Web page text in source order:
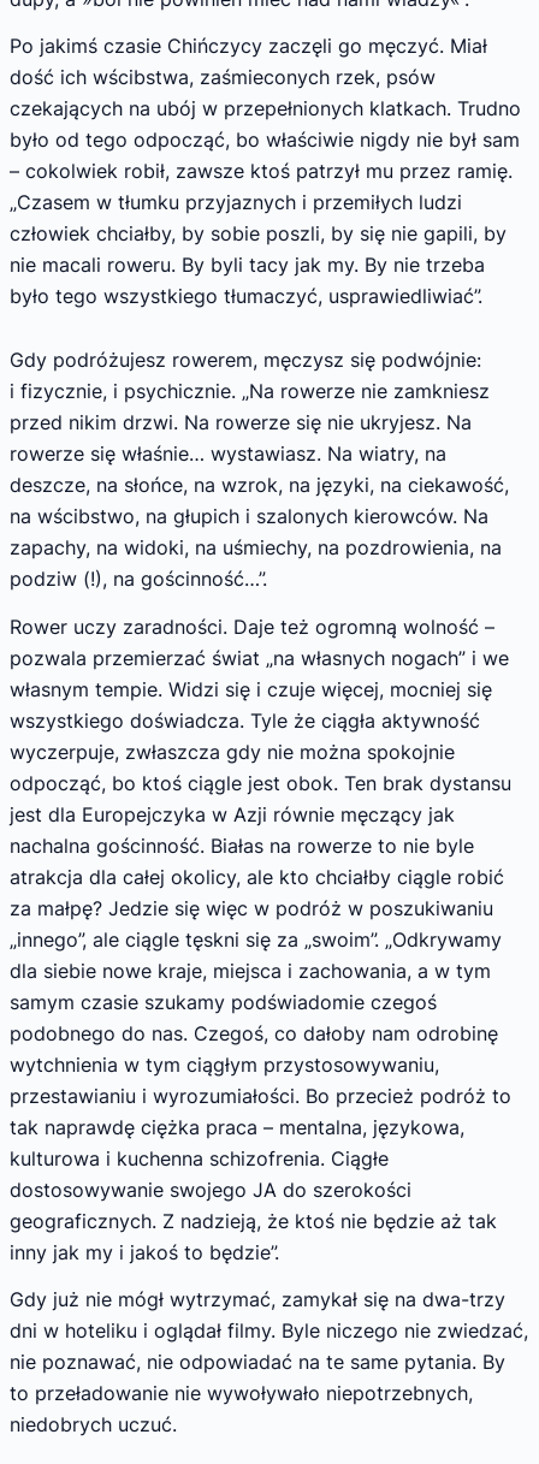
Po jakimś czasie Chińczycy zaczęli go męczyć. Miał
dość ich wścibstwa, zaśmieconych rzek, psów
czekających na ubój w przepełnionych klatkach. Trudno
było od tego odpocząć, bo właściwie nigdy nie był sam
– cokolwiek robił, zawsze ktoś patrzył mu przez ramię.
„Czasem w tłumku przyjaznych i przemiłych ludzi
człowiek chciałby, by sobie poszli, by się nie gapili, by
nie macali roweru. By byli tacy jak my. By nie trzeba
było tego wszystkiego tłumaczyć, usprawiedliwiać”.
Gdy podróżujesz rowerem, męczysz się podwójnie:
i fizycznie, i psychicznie. „Na rowerze nie zamkniesz
przed nikim drzwi. Na rowerze się nie ukryjesz. Na
rowerze się właśnie… wystawiasz. Na wiatry, na
deszcze, na słońce, na wzrok, na języki, na ciekawość,
na wścibstwo, na głupich i szalonych kierowców. Na
zapachy, na widoki, na uśmiechy, na pozdrowienia, na
podziw (!), na gościnność…”.
Rower uczy zaradności. Daje też ogromną wolność –
pozwala przemierzać świat „na własnych nogach” i we
własnym tempie. Widzi się i czuje więcej, mocniej się
wszystkiego doświadcza. Tyle że ciągła aktywność
wyczerpuje, zwłaszcza gdy nie można spokojnie
odpocząć, bo ktoś ciągle jest obok. Ten brak dystansu
jest dla Europejczyka w Azji równie męczący jak
nachalna gościnność. Białas na rowerze to nie byle
atrakcja dla całej okolicy, ale kto chciałby ciągle robić
za małpę? Jedzie się więc w podróż w poszukiwaniu
„innego”, ale ciągle tęskni się za „swoim”. „Odkrywamy
dla siebie nowe kraje, miejsca i zachowania, a w tym
samym czasie szukamy podświadomie czegoś
podobnego do nas. Czegoś, co dałoby nam odrobinę
wytchnienia w tym ciągłym przystosowywaniu,
przestawianiu i wyrozumiałości. Bo przecież podróż to
tak naprawdę ciężka praca – mentalna, językowa,
kulturowa i kuchenna schizofrenia. Ciągłe
dostosowywanie swojego JA do szerokości
geograficznych. Z nadzieją, że ktoś nie będzie aż tak
inny jak my i jakoś to będzie”.
Gdy już nie mógł wytrzymać, zamykał się na dwa-trzy
dni w hoteliku i oglądał filmy. Byle niczego nie zwiedzać,
nie poznawać, nie odpowiadać na te same pytania. By
to przeładowanie nie wywoływało niepotrzebnych,
niedobrych uczuć.